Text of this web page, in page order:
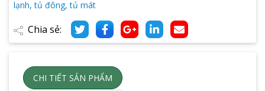
lạnh, tủ đông, tủ mát
Chia sẻ:
CHI TIẾT SẢN PHẨM